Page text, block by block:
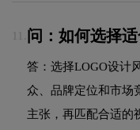
问：如何选择
答：选择LOGO设计
众、品牌定位和市场
主张，再匹配合适的